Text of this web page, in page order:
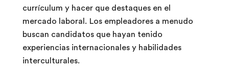
currículum y hacer que destaques en el
mercado laboral. Los empleadores a menudo
buscan candidatos que hayan tenido
experiencias internacionales y habilidades
interculturales.